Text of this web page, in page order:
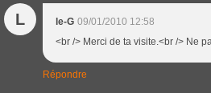
L le-G 09/01/2010 12:58
<br /> Merci de ta visite.<br /> Ne
Répondre